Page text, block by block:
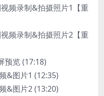
频录制&拍摄照片1【重
频录制&拍摄照片2【重
预览 (17:18)
&图片1 (12:35)
&图片2 (13:20)